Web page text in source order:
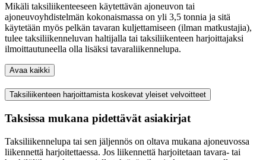
Mikäli taksiliikenteeseen käytettävän ajoneuvon tai
ajoneuvoyhdistelmän kokonaismassa on yli 3,5 tonnia ja sitä
käytetään myös pelkän tavaran kuljettamiseen (ilman matkustajia),
tulee taksiliikenneluvan haltijalla tai taksiliikenteen harjoittajaksi
ilmoittautuneella olla lisäksi tavaraliikennelupa.
Avaa kaikki
Taksiliikenteen harjoittamista koskevat yleiset velvoitteet
Taksissa mukana pidettävät asiakirjat
Taksiliikennelupa tai sen jäljennös on oltava mukana ajoneuvossa
liikennettä harjoitettaessa. Jos liikennettä harjoitetaan tavara- tai